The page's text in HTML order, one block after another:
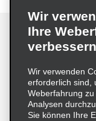
Impressum
Cookie-
Wir
Ihre
verbessern
Wir verwenden
erforderlich sind,
Weberfahrung
Analysen
Sie können Ihre